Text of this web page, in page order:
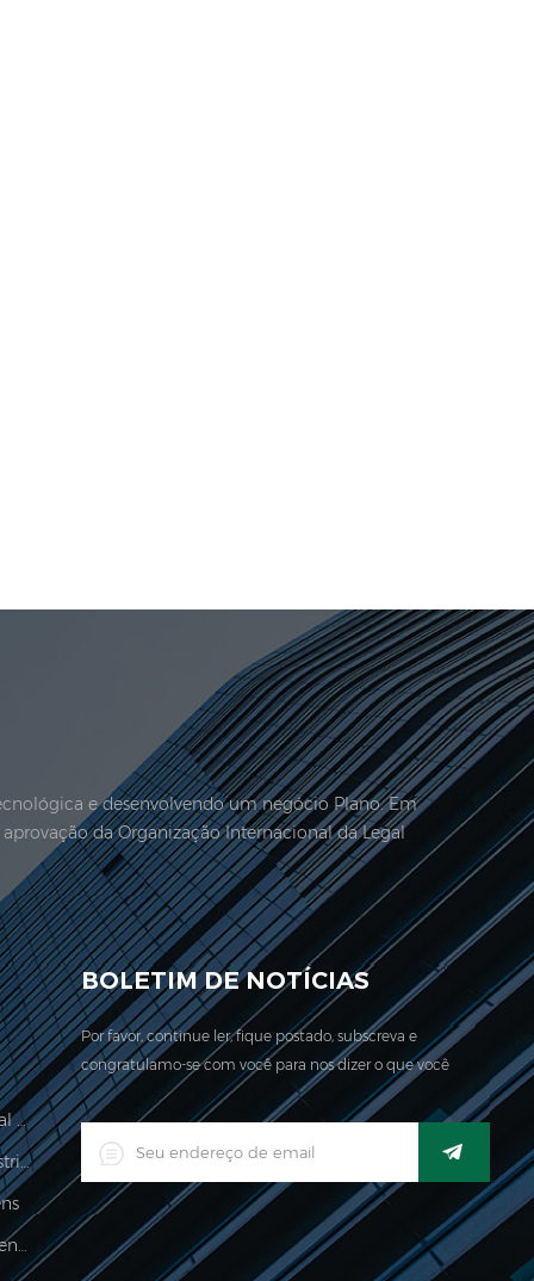
e desenvolvendo um negócio Plano. Em
da Organização Internacional da Legal
está localizada naqui. Aqui. Em 2006, Jadever
Escala De Cálculo De Preços Legal Para Comércio
LED Indicador De Pesagem Industrial Digital Industrial
Balança Digital Para Bagagem Pendurada
BOLETIM DE NOTÍCIAS
Por favor, continue ler, fique postado, subscreva e
congratulamo-se com você para nos dizer o que você
pense.